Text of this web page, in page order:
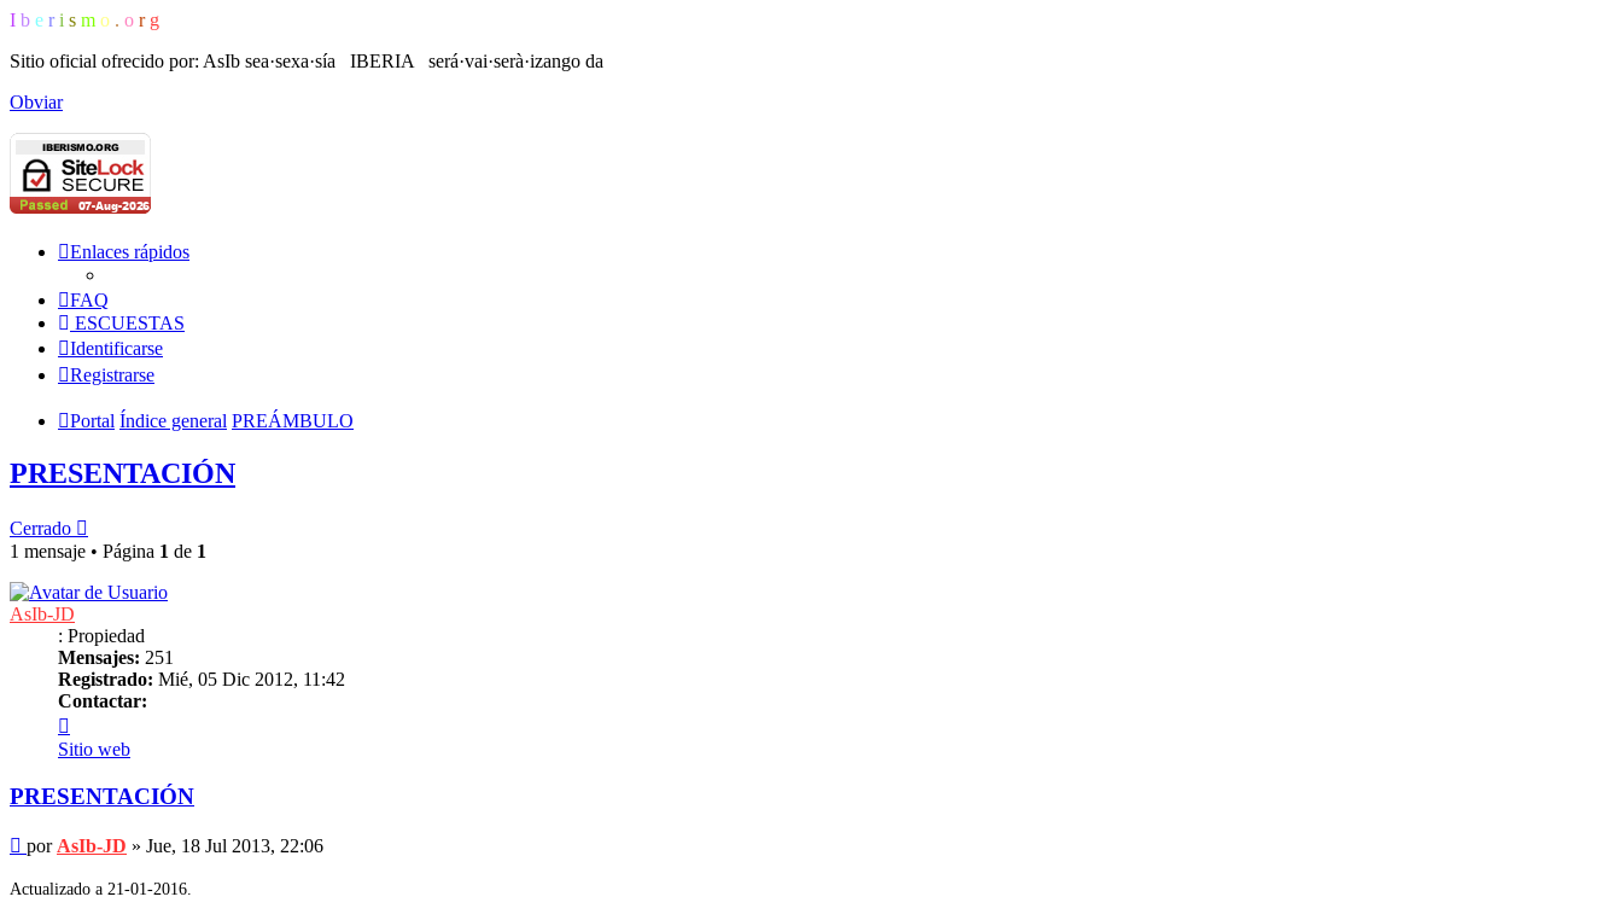
I b e r i s m o . o r g
Sitio oficial ofrecido por: AsIb sea·sexa·sía IBERIA será·vai·serà·izango da
Obviar
Enlaces rápidos
FAQ
ESCUESTAS
Identificarse
Registrarse
Portal Índice general PREÁMBULO
PRESENTACIÓN
Cerrado
1 mensaje • Página 1 de 1
AsIb-JD
: Propiedad
Mensajes: 251
Registrado: Mié, 05 Dic 2012, 11:42
Contactar:
AsIb-
JD
Sitio web
PRESENTACIÓN
Mensaje
por AsIb-JD » Jue, 18 Jul 2013, 22:06
Actualizado a 21-01-2016.